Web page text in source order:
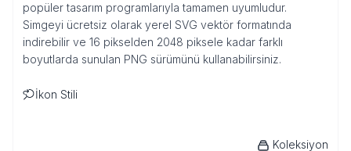
popüler tasarım programlarıyla tamamen uyumludur.
Simgeyi ücretsiz olarak yerel SVG vektör formatında
indirebilir ve 16 pikselden 2048 piksele kadar farklı
boyutlarda sunulan PNG sürümünü kullanabilirsiniz.
İkon Stili
Koleksiyon